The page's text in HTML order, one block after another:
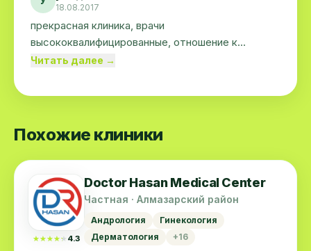
18.08.2017
прекрасная клиника, врачи
высококвалифицированные, отношение к
пациентам всегда доброжелательное, главный
Читать далее →
Похожие клиники
★★★★★
★★★★★ 4.3
Doctor Hasan Medical Center
Частная · Алмазарский район
Андрология
Гинекология
Дерматология
+16